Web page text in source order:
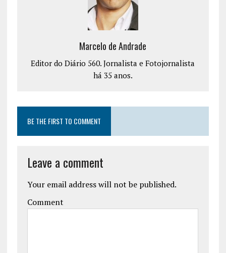
Marcelo de Andrade
Editor do Diário 560. Jornalista e Fotojornalista
há 35 anos.
BE THE FIRST TO COMMENT
Leave a comment
Your email address will not be published.
Comment